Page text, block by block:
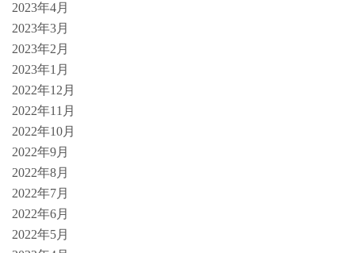
2023年4月
2023年3月
2023年2月
2023年1月
2022年12月
2022年11月
2022年10月
2022年9月
2022年8月
2022年7月
2022年6月
2022年5月